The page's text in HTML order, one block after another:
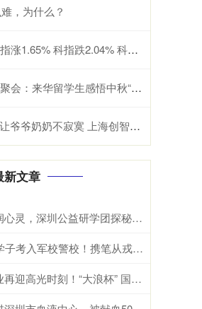
，为什么？
网股普涨 有色金属板块强势 旺山旺水上市首日涨超155%
：来华留学生感悟中秋“团圆”
上海创智学院学生研发中文情感适老大模型
新文章
问道管理 传统文化浸润心灵，深圳公益研学团探秘衡岳文脉
金牛配资 33名深实验学子考入军校警校！携笔从戎守卫家国
明利配资 深圳时尚产业再迎高光时刻！“大浪杯” 国际化水准再攀新高